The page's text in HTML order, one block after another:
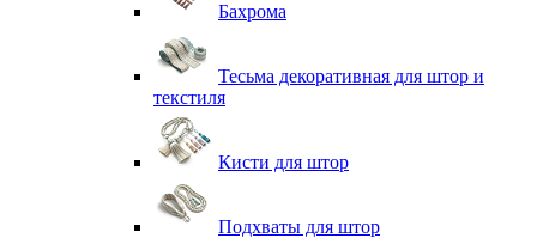
Бахрома
Тесьма декоративная для штор и
текстиля
Кисти для штор
Подхваты для штор